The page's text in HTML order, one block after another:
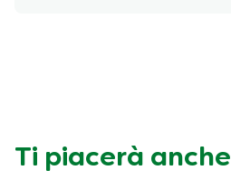
Ti piacerà anche